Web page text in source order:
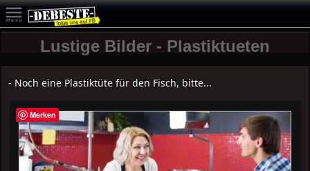
Lustige Bilder - Plastiktueten
- Noch eine Plastiktüte für den Fisch, bitte...
Merken